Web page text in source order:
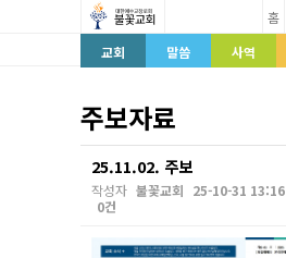
홈
교회
말씀 사역
주보자료
25.11.02. 주보
작성자 불꽃교회 25-10-31 13:16
0건